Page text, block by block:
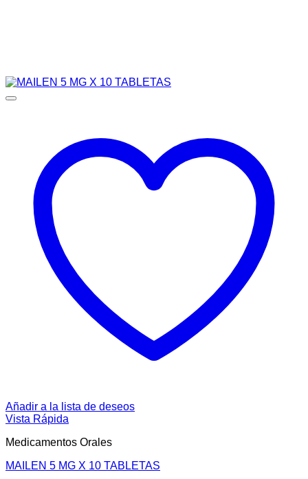
Añadir a la lista de deseos
Vista Rápida
Medicamentos Orales
MAILEN 5 MG X 10 TABLETAS